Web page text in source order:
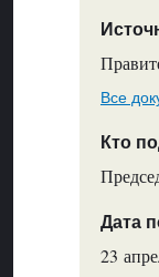
Все
Кто
Дата
23